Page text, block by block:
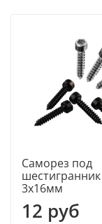
Саморез под
шестигранник
3х16мм
12 руб